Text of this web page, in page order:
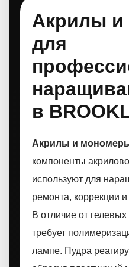
Акрилы
для
в
Акрилы и
компоненты
используют для
ремонта, коррекции
В отличие от
требует
лампе. Пудра